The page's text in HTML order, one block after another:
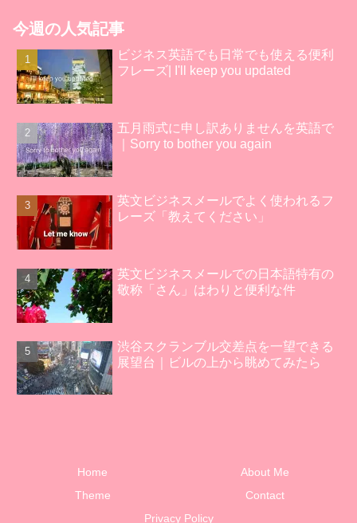
今週の人気記事
ビジネス英語でも日常でも使える便利
フレーズ| I'll keep you updated
五月雨式に申し訳ありませんを英語で
｜Sorry to bother you again
英文ビジネスメールでよく使われるフ
レーズ「教えてください」
英文ビジネスメールでの日本語特有の
敬称「さん」はわりと便利な件
渋谷スクランブル交差点を一望できる
展望台｜ビルの上から眺めてみたら
Home
About Me
Theme
Contact
Privacy Policy